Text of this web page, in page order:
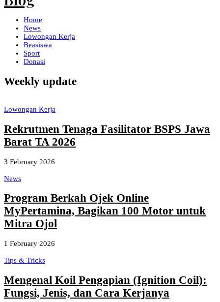
Home
News
Lowongan Kerja
Beasiswa
Sport
Donasi
Weekly update
Lowongan Kerja
Rekrutmen Tenaga Fasilitator BSPS Jawa
Barat TA 2026
3 February 2026
News
Program Berkah Ojek Online
MyPertamina, Bagikan 100 Motor untuk
Mitra Ojol
1 February 2026
Tips & Tricks
Mengenal Koil Pengapian (Ignition Coil):
Fungsi, Jenis, dan Cara Kerjanya